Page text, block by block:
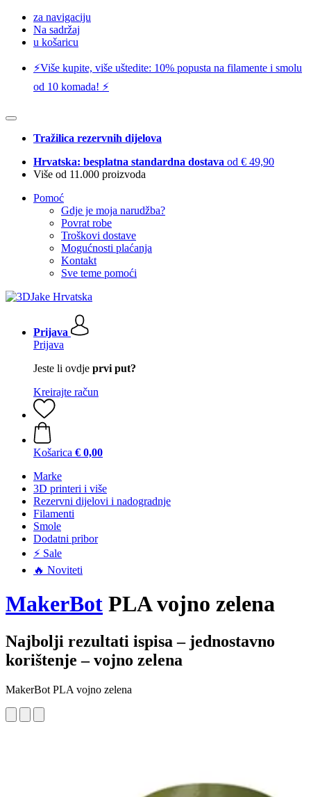
za navigaciju
Na sadržaj
u košaricu
⚡️Više kupite, više uštedite: 10% popusta na filamente i smolu
od 10 komada! ⚡️
Tražilica rezervnih dijelova
Hrvatska: besplatna standardna dostava od € 49,90
Više od 11.000 proizvoda
Pomoć
Gdje je moja narudžba?
Povrat robe
Troškovi dostave
Mogućnosti plaćanja
Kontakt
Sve teme pomoći
Prijava
Prijava
Jeste li ovdje prvi put?
Kreirajte račun
Košarica € 0,00
Marke
3D printeri i više
Rezervni dijelovi i nadogradnje
Filamenti
Smole
Dodatni pribor
⚡ Sale
🔥 Noviteti
MakerBot PLA vojno zelena
Najbolji rezultati ispisa – jednostavno
korištenje – vojno zelena
MakerBot PLA vojno zelena